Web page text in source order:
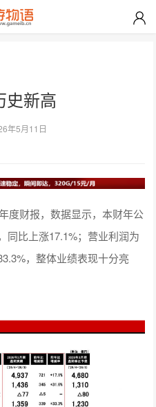
史新高
年5月11日
度财报，数据显示，本财年公
同比上涨17.1%；营业利润为
，整体业绩表现十分亮